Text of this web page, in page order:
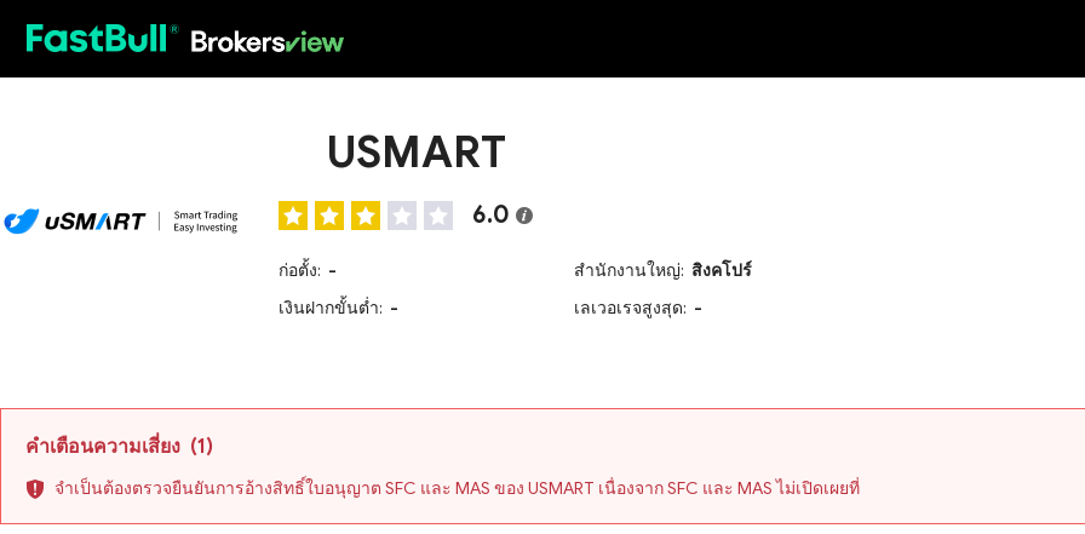
USMART
6.0
ก่อตั้ง: -
เงินฝากขั้นต่ำ: -
สำนักงานใหญ่: สิงคโปร์
เลเวอเรจสูงสุด: -
คำเตือนความเสี่ยง (1)
จำเป็นต้องตรวจยืนยันการอ้างสิทธิ์ใบอนุญาต SFC และ MAS ของ USMART เนื่องจาก SFC และ MAS ไม่เปิดเผยที่